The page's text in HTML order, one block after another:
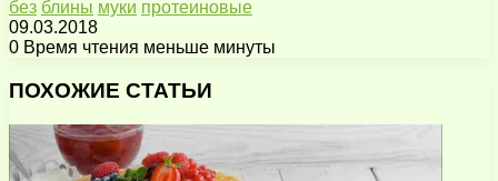
без блины муки протеиновые
09.03.2018
0 Время чтения меньше минуты
через
почту
ПОХОЖИЕ СТАТЬИ